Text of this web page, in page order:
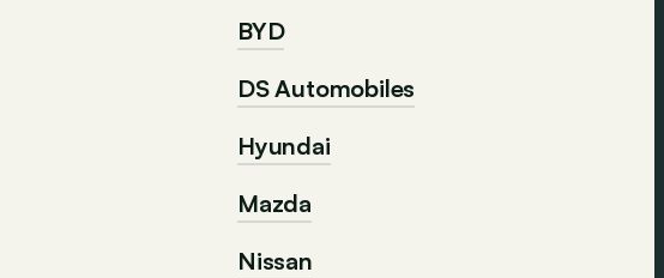
BYD
DS Automobiles
Hyundai
Mazda
Nissan